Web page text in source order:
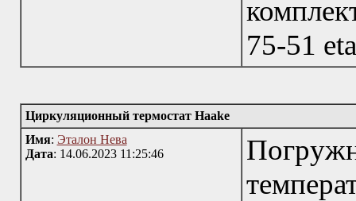
75-51
Циркуляционный термостат Haake
Имя: Эталон Нева
Дата: 14.06.2023 11:25:46